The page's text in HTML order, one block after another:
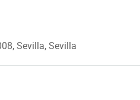
Sevilla, Sevilla